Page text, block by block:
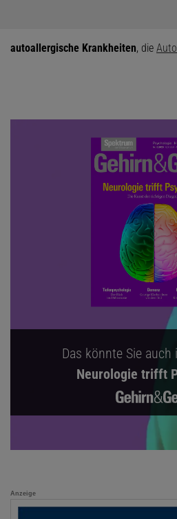
autoallergische Krankheiten, die
Das könnte Sie auch
Neurologie trifft
Anzeige